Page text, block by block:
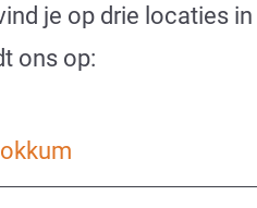
je op drie locaties
ons op: